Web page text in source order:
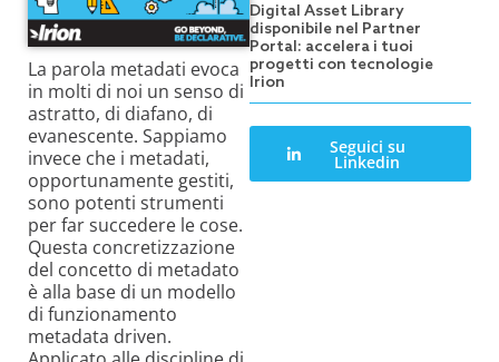
La parola metadati evoca
in molti di noi un senso di
astratto, di diafano, di
evanescente. Sappiamo
invece che i metadati,
opportunamente gestiti,
sono potenti strumenti
per far succedere le cose.
Questa concretizzazione
del concetto di metadato
è alla base di un modello
di funzionamento
metadata driven.
Digital Asset Library
disponibile nel Partner
Portal: accelera i tuoi
progetti con tecnologie
Irion
Seguici su
Linkedin